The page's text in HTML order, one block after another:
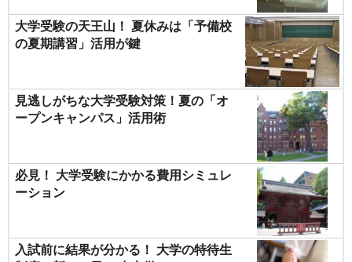
大学受験の天王山！ 夏休みは「予備校
の夏期講習」活用が鍵
見逃しがちな大学受験対策！夏の「オ
ープンキャンパス」活用術
必見！ 大学受験にかかる費用シミュレ
ーション
入試前に結果が分かる！ 大学の特待生